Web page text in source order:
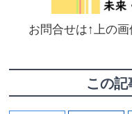
お問合せは↑上の画
この記